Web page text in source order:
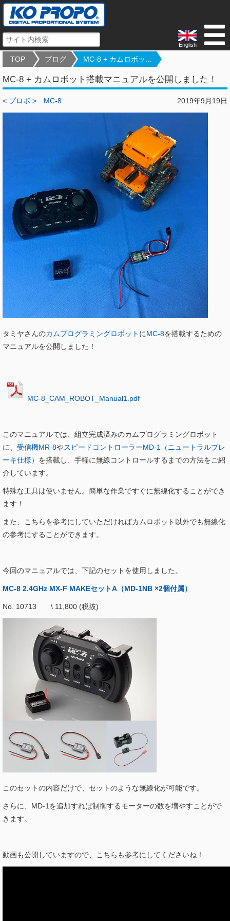
English
TOP ブログ MC-8 + カムロボッ...
MC-8 + カムロボット搭載マニュアルを公開しました！
2019年9月19日
< プロポ > MC-8
タミヤさんのカムプログラミングロボット にMC-8を搭載するための
マニュアルを公開しました！
MC-8_CAM_ROBOT_Manual1.pdf
このマニュアルでは、組立完成済みのカムプログラミングロボット
に、 受信機MR-8やスピードコントローラーMD-1（ニュートラルブレ
ーキ仕様） を搭載し、手軽に無線コントロールするまでの方法をご紹
介しています。
特殊な工具は使いません。簡単な作業ですぐに無線化することができ
ます！
また、こちらを参考にしていただければカムロボット以外でも無線化
の参考にすることができます。
今回のマニュアルでは、下記のセットを使用しました。
MC-8 2.4GHz MX-F MAKEセットA（MD-1NB ×2個付属）
No. 10713 \ 11,800 (税抜)
このセットの内容だけで、セットのような無線化が可能です。
さらに、MD-1を追加すれば制御するモーターの数を増やすことがで
きます。
動画も公開していますので、こちらも参考にしてくださいね！